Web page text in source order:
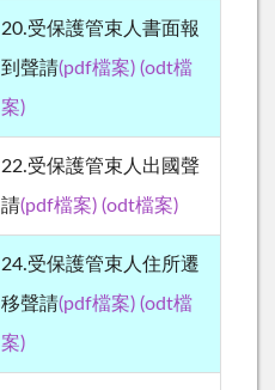
20.受保護管束人書面報
到聲請(pdf檔案) (odt檔
案)
22.受保護管束人出國聲
請(pdf檔案) (odt檔案)
24.受保護管束人住所遷
移聲請(pdf檔案) (odt檔
案)